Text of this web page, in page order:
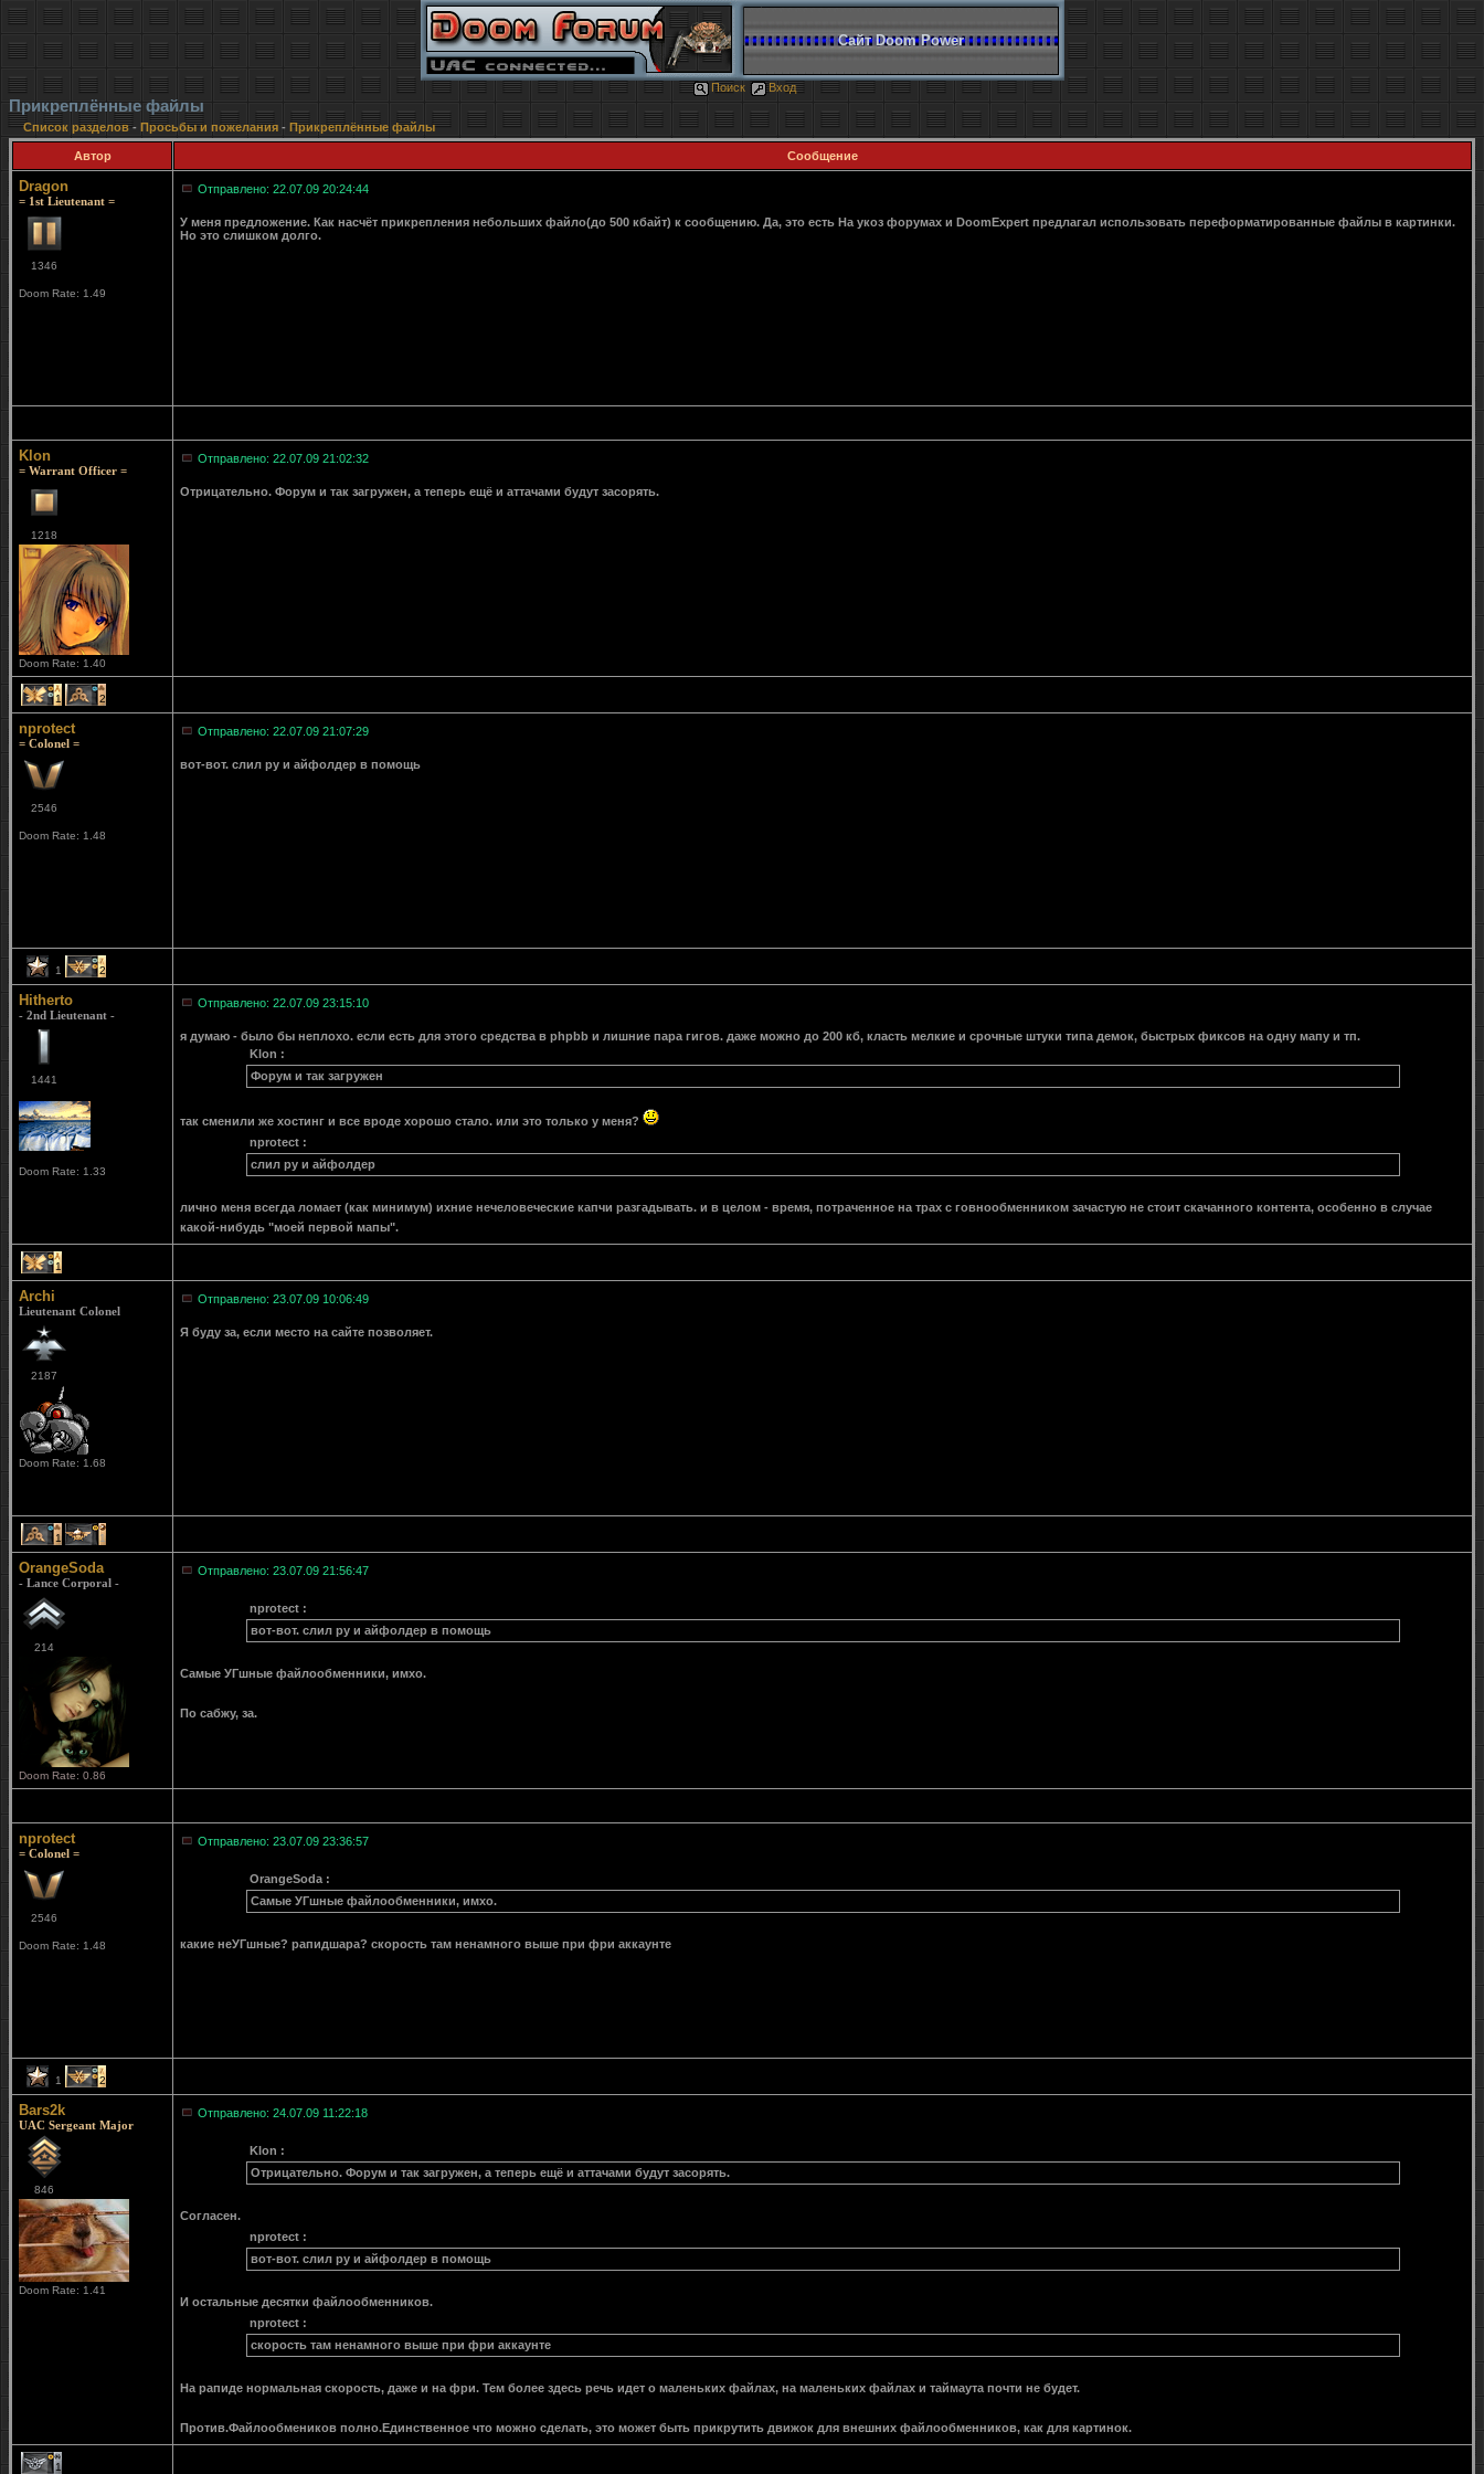
Сайт Doom Power
Поиск Вход
Прикреплённые файлы
Список разделов- Просьбы и пожелания - Прикреплённые файлы
Автор Сообщение
Dragon
= 1st Lieutenant =
1346
Doom Rate: 1.49
Отправлено: 22.07.09 20:24:44
У меня предложение. Как насчёт прикрепления небольших файло(до 500 кбайт) к сообщению. Да, это есть На укоз форумах и DoomExpert предлагал использовать переформатированные файлы в картинки.
Но это слишком долго.
Klon
= Warrant Officer =
1218
Doom Rate: 1.40
Отправлено: 22.07.09 21:02:32
Отрицательно. Форум и так загружен, а теперь ещё и аттачами будут засорять.
1 2
nprotect
= Colonel =
2546
Doom Rate: 1.48
Отправлено: 22.07.09 21:07:29
вот-вот. слил ру и айфолдер в помощь
1 2
Hitherto
- 2nd Lieutenant -
1441
Doom Rate: 1.33
Отправлено: 22.07.09 23:15:10
я думаю - было бы неплохо. если есть для этого средства в phpbb и лишние пара гигов. даже можно до 200 кб, класть мелкие и срочные штуки типа демок, быстрых фиксов на одну мапу и тп.
Klon :
Форум и так загружен
так сменили же хостинг и все вроде хорошо стало. или это только у меня?
nprotect :
слил ру и айфолдер
лично меня всегда ломает (как минимум) ихние нечеловеческие капчи разгадывать. и в целом - время, потраченное на трах с говнообменником зачастую не стоит скачанного контента, особенно в случае
какой-нибудь "моей первой мапы".
1
Archi
Lieutenant Colonel
2187
Doom Rate: 1.68
Отправлено: 23.07.09 10:06:49
Я буду за, если место на сайте позволяет.
1 1
OrangeSoda
- Lance Corporal -
214
Doom Rate: 0.86
Отправлено: 23.07.09 21:56:47
nprotect :
вот-вот. слил ру и айфолдер в помощь
Самые УГшные файлообменники, имхо.
По сабжу, за.
nprotect
= Colonel =
2546
Doom Rate: 1.48
Отправлено: 23.07.09 23:36:57
OrangeSoda :
Самые УГшные файлообменники, имхо.
какие неУГшные? рапидшара? скорость там ненамного выше при фри аккаунте
1 2
Bars2k
UAC Sergeant Major
846
Doom Rate: 1.41
Отправлено: 24.07.09 11:22:18
Klon :
Отрицательно. Форум и так загружен, а теперь ещё и аттачами будут засорять.
Согласен.
nprotect :
вот-вот. слил ру и айфолдер в помощь
И остальные десятки файлообменников.
nprotect :
скорость там ненамного выше при фри аккаунте
На рапиде нормальная скорость, даже и на фри. Тем более здесь речь идет о маленьких файлах, на маленьких файлах и таймаута почти не будет.
Против.Файлообмеников полно.Единственное что можно сделать, это может быть прикрутить движок для внешних файлообменников, как для картинок.
1